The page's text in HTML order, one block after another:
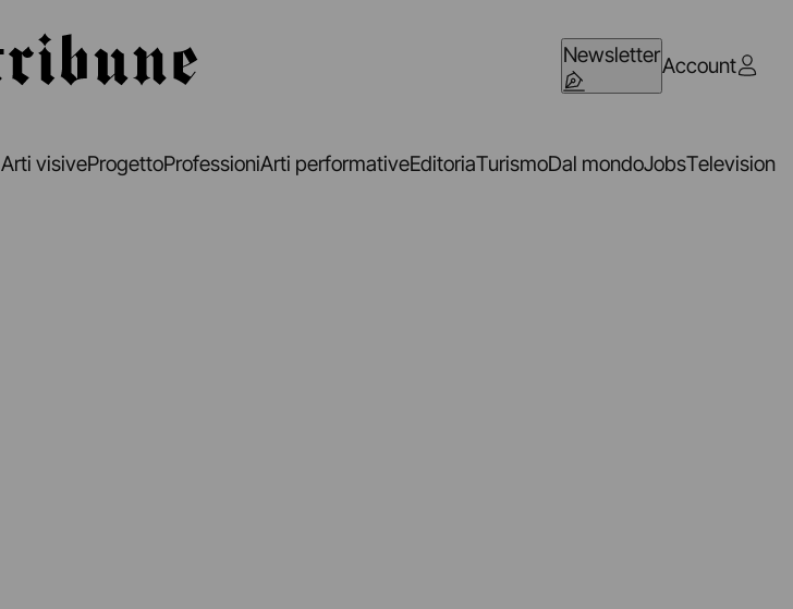
NewsletterAccount
Arti visiveProgettoProfessioniArti performativeEditoriaTurismoDal mondoJobsTelevision